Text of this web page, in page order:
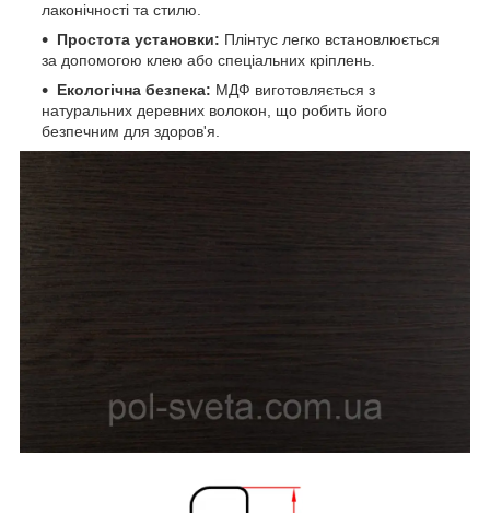
лаконічності та стилю.
Простота установки: Плінтус легко встановлюється
за допомогою клею або спеціальних кріплень.
Екологічна безпека: МДФ виготовляється з
натуральних деревних волокон, що робить його
безпечним для здоров'я.